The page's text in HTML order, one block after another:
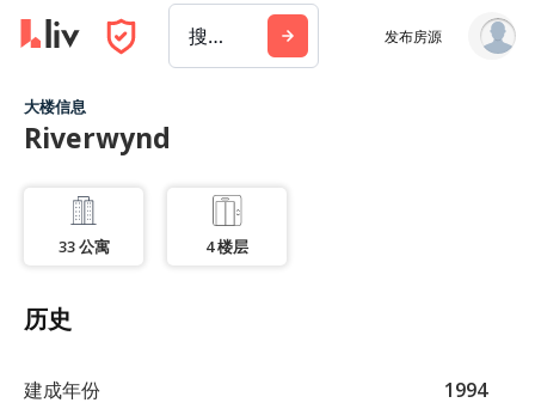
搜索城市、建筑或公司 发布房源
大楼信息
Riverwynd
33公寓 4楼层
历史
建成年份 1994